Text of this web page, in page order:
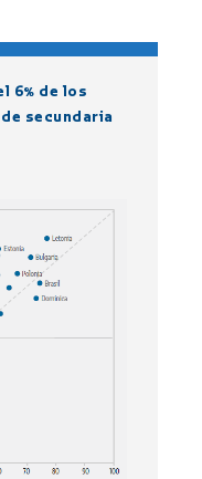
6% de los
secundaria